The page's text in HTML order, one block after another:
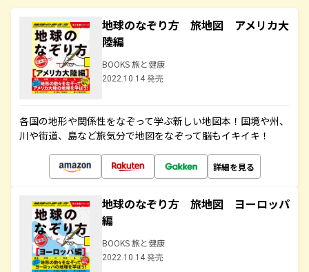
地球のなぞり方 旅地図 アメリカ大
陸編
BOOKS 旅と健康
2022.10.14 発売
各国の地形や関係性をなぞって学ぶ新しい地図本！国境や州、
川や街道、島など旅気分で地図をなぞって脳もイキイキ！
詳細を見る
地球のなぞり方 旅地図 ヨーロッパ
編
BOOKS 旅と健康
2022.10.14 発売